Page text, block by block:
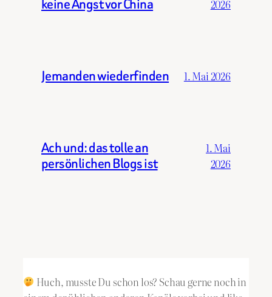
keine Angst vor China
2026
Jemanden wiederfinden 1. Mai 2026
Ach und: das tolle an
persönlichen Blogs ist
1. Mai
2026
Huch, musste Du schon los? Schau gerne noch in